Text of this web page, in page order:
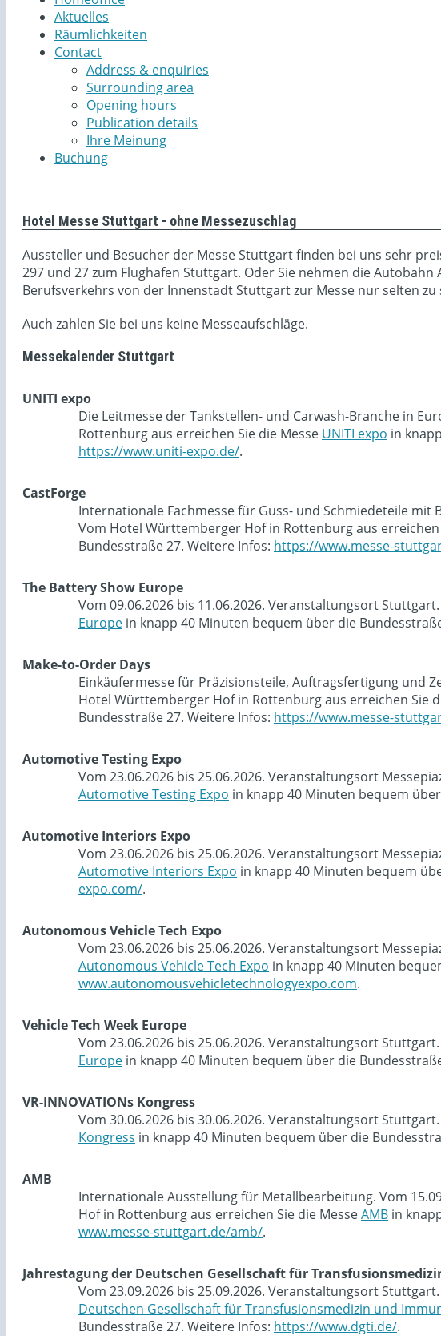
Aktuelles
Räumlichkeiten
Contact
Address & enquiries
Surrounding area
Opening hours
Publication details
Ihre Meinung
Buchung
Hotel Messe Stuttgart - ohne Messezuschlag
Aussteller und Besucher der Messe Stuttgart finden bei uns sehr
297 und 27 zum Flughafen Stuttgart. Oder Sie nehmen die
Berufsverkehrs von der Innenstadt Stuttgart zur Messe nur selten zu
Auch zahlen Sie bei uns keine Messeaufschläge.
Messekalender Stuttgart
UNITI expo
Die Leitmesse der Tankstellen- und Carwash-Branche in
Rottenburg aus erreichen Sie die Messe UNITI expo in
https://www.uniti-expo.de/.
CastForge
Internationale Fachmesse für Guss- und Schmiedeteile mit
Vom Hotel Württemberger Hof in Rottenburg aus erreichen
Bundesstraße 27. Weitere Infos: https://www.messe-
The Battery Show Europe
Vom 09.06.2026 bis 11.06.2026. Veranstaltungsort
Europe in knapp 40 Minuten bequem über die
Make-to-Order Days
Einkäufermesse für Präzisionsteile, Auftragsfertigung und
Hotel Württemberger Hof in Rottenburg aus erreichen Sie
Bundesstraße 27. Weitere Infos: https://www.messe-
Automotive Testing Expo
Vom 23.06.2026 bis 25.06.2026. Veranstaltungsort
Automotive Testing Expo in knapp 40 Minuten bequem
Automotive Interiors Expo
Vom 23.06.2026 bis 25.06.2026. Veranstaltungsort
Automotive Interiors Expo in knapp 40 Minuten bequem
expo.com/.
Autonomous Vehicle Tech Expo
Vom 23.06.2026 bis 25.06.2026. Veranstaltungsort
Autonomous Vehicle Tech Expo in knapp 40 Minuten
www.autonomousvehicletechnologyexpo.com.
Vehicle Tech Week Europe
Vom 23.06.2026 bis 25.06.2026. Veranstaltungsort
Europe in knapp 40 Minuten bequem über die
VR-INNOVATIONs Kongress
Vom 30.06.2026 bis 30.06.2026. Veranstaltungsort
Kongress in knapp 40 Minuten bequem über die
AMB
Internationale Ausstellung für Metallbearbeitung. Vom
Hof in Rottenburg aus erreichen Sie die MesseAMB in
www.messe-stuttgart.de/amb/.
Jahrestagung der Deutschen Gesellschaft für
Vom 23.09.2026 bis 25.09.2026. Veranstaltungsort
Deutschen Gesellschaft für Transfusionsmedizin und
Bundesstraße 27. Weitere Infos: https://www.dgti.de/.